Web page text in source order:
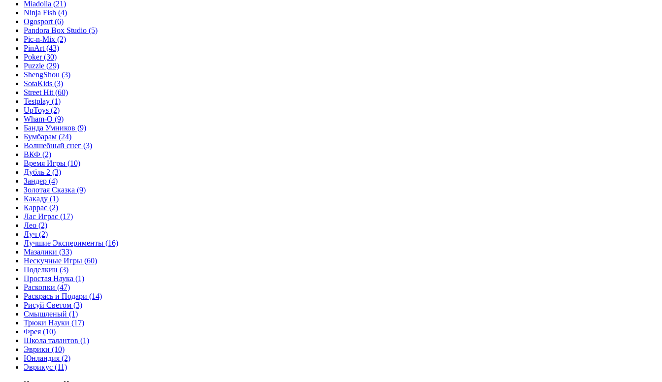
Miadolla (21)
Ninja Fish (4)
Ogosport (6)
Pandora Box Studio (5)
Pic-n-Mix (2)
PinArt (43)
Poker(30)
Puzzle (29)
ShengShou (3)
SotaKids (3)
Street Hit (60)
Testplay (1)
UpToys (2)
Wham-O (9)
Банда Умников (9)
Бумбарам (24)
Волшебный снег (3)
ВКФ (2)
Время Игры (10)
Дубль 2 (3)
Зандер (4)
Золотая Сказка (9)
Какаду (1)
Каррас (2)
Лас Играс (17)
Лео (2)
Луч (2)
Лучшие Эксперименты (16)
Мазалики (33)
Нескучные Игры (60)
Поделкин (3)
Простая Наука (1)
Раскопки (47)
Раскрась и Подари (14)
Рисуй Светом (3)
Смышленый (1)
Трюки Науки (17)
Фрея (10)
Школа талантов (1)
Эврики (10)
Юнландия (2)
Эврикус (11)